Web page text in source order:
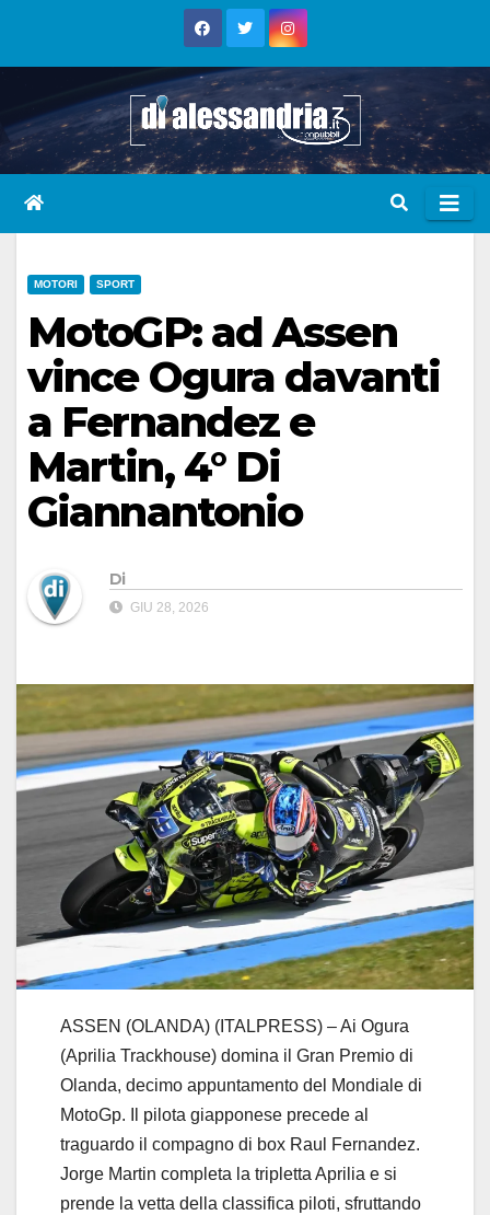
MOTORI SPORT
MotoGP: ad Assen
vince Ogura davanti
a Fernandez e
Martin, 4° Di
Giannantonio
Di
GIU 28, 2026
ASSEN (OLANDA) (ITALPRESS) – Ai Ogura
(Aprilia Trackhouse) domina il Gran Premio di
Olanda, decimo appuntamento del Mondiale di
MotoGp. Il pilota giapponese precede al
traguardo il compagno di box Raul Fernandez.
Jorge Martin completa la tripletta Aprilia e si
prende la vetta della classifica piloti, sfruttando